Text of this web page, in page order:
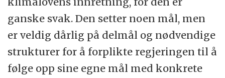
ganske svak. Den setter noen mål, men
er veldig dårlig på delmål og nødvendige
strukturer for å forplikte regjeringen til å
følge opp sine egne mål med konkrete